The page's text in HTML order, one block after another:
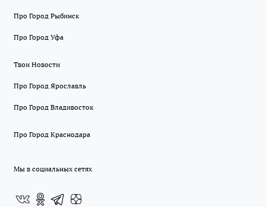
Про Город Рыбинск
Про Город Уфа
Твои Новости
Про Город Ярославль
Про Город Владивосток
Про Город Краснодара
Мы в социальных сетях